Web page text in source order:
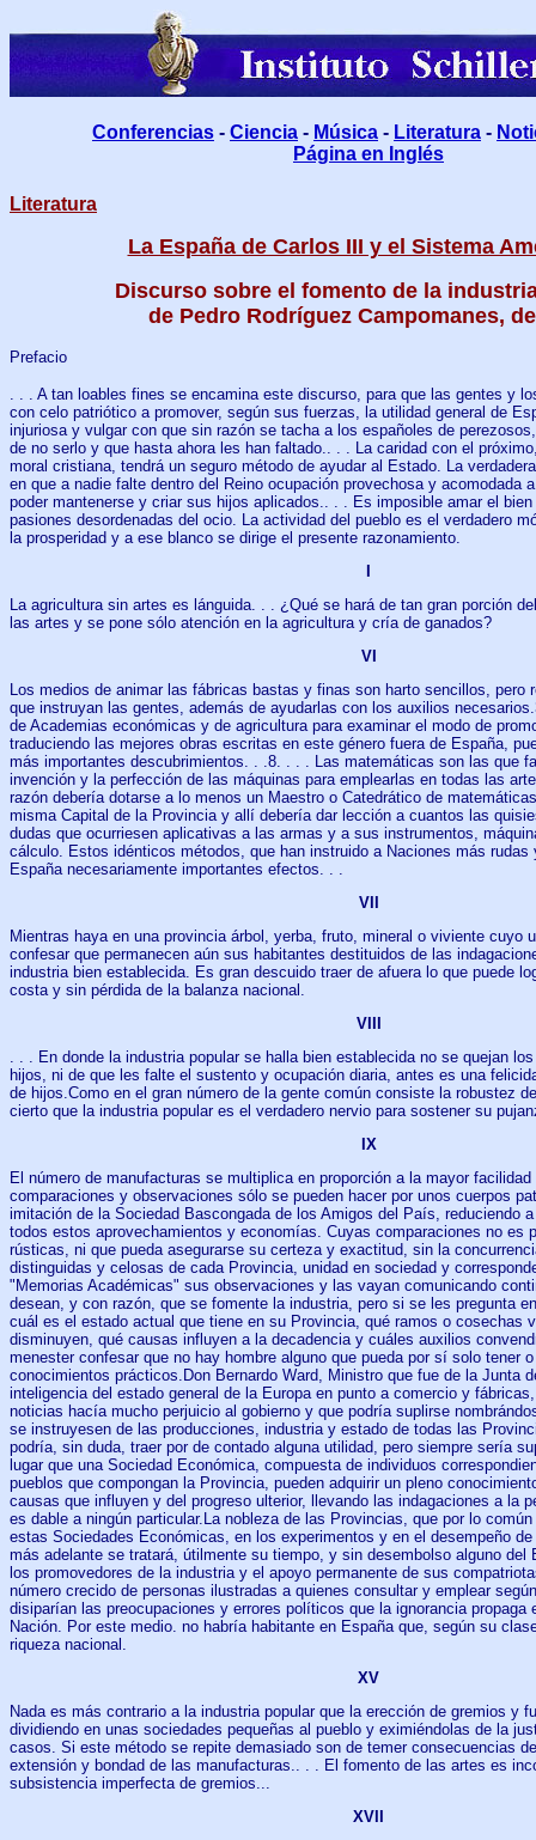
Conferencias - Ciencia - Música - Literatura -
Página en Inglés
Literatura
La España de Carlos III y el Sistema
Discurso sobre el fomento de la
de Pedro Rodríguez Campomanes,
Prefacio
. . . A tan loables fines se encamina este discurso, para que las gentes y
con celo patriótico a promover, según sus fuerzas, la utilidad general de
injuriosa y vulgar con que sin razón se tacha a los españoles de
de no serlo y que hasta ahora les han faltado.. . . La caridad con el
moral cristiana, tendrá un seguro método de ayudar al Estado. La
en que a nadie falte dentro del Reino ocupación provechosa y acomodada
poder mantenerse y criar sus hijos aplicados.. . . Es imposible amar el
pasiones desordenadas del ocio. La actividad del pueblo es el verdadero
la prosperidad y a ese blanco se dirige el presente razonamiento.
La agricultura sin artes es lánguida. . . ¿Qué se hará de tan gran porción
las artes y se pone sólo atención en la agricultura y cría de ganados?
VI
Los medios de animar las fábricas bastas y finas son harto sencillos, pero
que instruyan las gentes, además de ayudarlas con los auxilios
de Academias económicas y de agricultura para examinar el modo de
traduciendo las mejores obras escritas en este género fuera de España,
más importantes descubrimientos. . .8. . . . Las matemáticas son las que
invención y la perfección de las máquinas para emplearlas en todas las
razón debería dotarse a lo menos un Maestro o Catedrático de
misma Capital de la Provincia y allí debería dar lección a cuantos las
dudas que ocurriesen aplicativas a las armas y a sus instrumentos,
cálculo. Estos idénticos métodos, que han instruido a Naciones más rudas
España necesariamente importantes efectos. . .
VII
Mientras haya en una provincia árbol, yerba, fruto, mineral o viviente cuyo
confesar que permanecen aún sus habitantes destituidos de las
industria bien establecida. Es gran descuido traer de afuera lo que puede
costa y sin pérdida de la balanza nacional.
VIII
. . . En donde la industria popular se halla bien establecida no se quejan
hijos, ni de que les falte el sustento y ocupación diaria, antes es una
de hijos.Como en el gran número de la gente común consiste la robustez
cierto que la industria popular es el verdadero nervio para sostener su
IX
El número de manufacturas se multiplica en proporción a la mayor
comparaciones y observaciones sólo se pueden hacer por unos cuerpos
imitación de la Sociedad Bascongada de los Amigos del País, reduciendo
todos estos aprovechamientos y economías. Cuyas comparaciones no es
rústicas, ni que pueda asegurarse su certeza y exactitud, sin la
distinguidas y celosas de cada Provincia, unidad en sociedad y
"Memorias Académicas" sus observaciones y las vayan comunicando
desean, y con razón, que se fomente la industria, pero si se les pregunta
cuál es el estado actual que tiene en su Provincia, qué ramos o cosechas
disminuyen, qué causas influyen a la decadencia y cuáles auxilios
menester confesar que no hay hombre alguno que pueda por sí solo tener
conocimientos prácticos.Don Bernardo Ward, Ministro que fue de la Junta
inteligencia del estado general de la Europa en punto a comercio y
noticias hacía mucho perjuicio al gobierno y que podría suplirse
se instruyesen de las producciones, industria y estado de todas las
podría, sin duda, traer por de contado alguna utilidad, pero siempre sería
lugar que una Sociedad Económica, compuesta de individuos
pueblos que compongan la Provincia, pueden adquirir un pleno
causas que influyen y del progreso ulterior, llevando las indagaciones a la
es dable a ningún particular.La nobleza de las Provincias, que por lo
estas Sociedades Económicas, en los experimentos y en el desempeño
más adelante se tratará, útilmente su tiempo, y sin desembolso alguno del
los promovedores de la industria y el apoyo permanente de sus
número crecido de personas ilustradas a quienes consultar y emplear
disiparían las preocupaciones y errores políticos que la ignorancia propaga
Nación. Por este medio. no habría habitante en España que, según su
riqueza nacional.
XV
Nada es más contrario a la industria popular que la erección de gremios y
dividiendo en unas sociedades pequeñas al pueblo y eximiéndolas de la
casos. Si este método se repite demasiado son de temer consecuencias
extensión y bondad de las manufacturas.. . . El fomento de las artes es
subsistencia imperfecta de gremios...
XVII